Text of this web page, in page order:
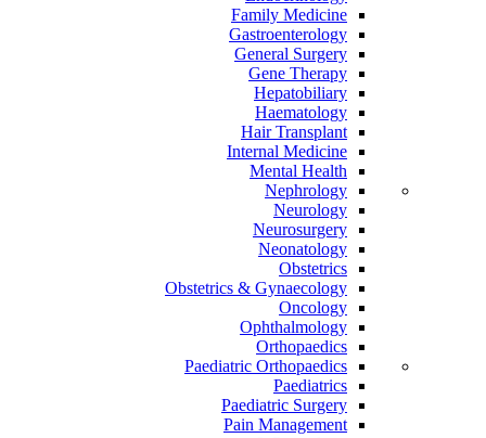
Family Medicine
Gastroenterology
General Surgery
Gene Therapy
Hepatobiliary
Haematology
Hair Transplant
Internal Medicine
Mental Health
Nephrology
Neurology
Neurosurgery
Neonatology
Obstetrics
Obstetrics & Gynaecology
Oncology
Ophthalmology
Orthopaedics
Paediatric Orthopaedics
Paediatrics
Paediatric Surgery
Pain Management